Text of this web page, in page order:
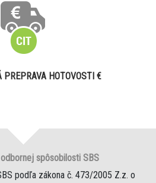
PREPRAVA HOTOVOSTI €
spôsobilosti SBS
podľa zákona č. 473/2005 Z.z. o